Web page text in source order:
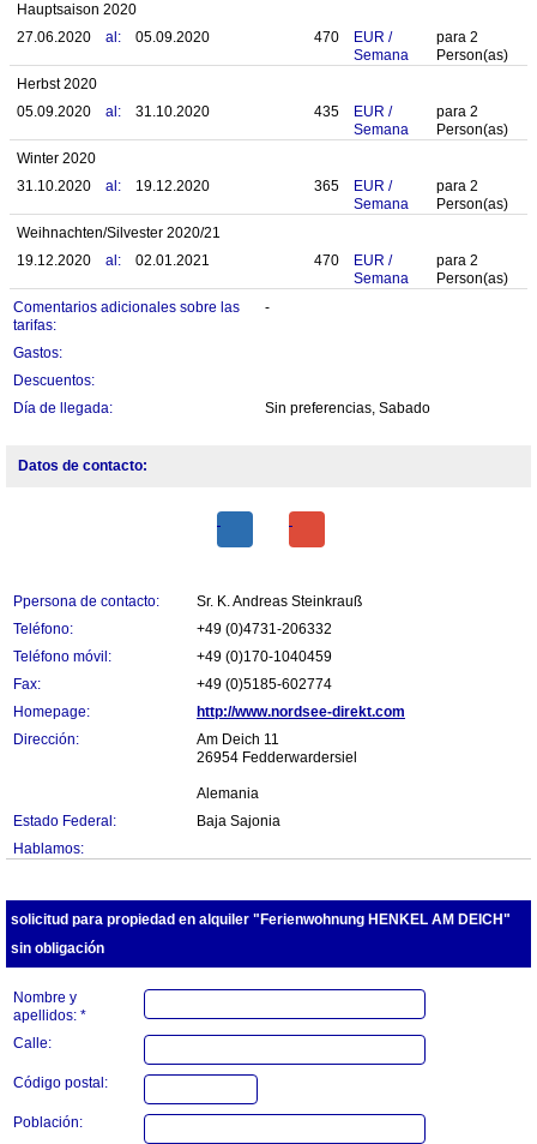
Hauptsaison 2020
27.06.2020
al: 05.09.2020 470 EUR /
Semana
para 2
Person(as)
Herbst 2020
05.09.2020
al: 31.10.2020 435 EUR /
Semana
para 2
Person(as)
Winter 2020
31.10.2020
al: 19.12.2020 365 EUR /
Semana
para 2
Person(as)
Weihnachten/Silvester 2020/21
19.12.2020
al: 02.01.2021 470 EUR /
Semana
para 2
Person(as)
Comentarios adicionales sobre las
tarifas:
-
Gastos:
Descuentos:
Día de llegada:
Sin preferencias, Sabado
Datos de contacto:
Ppersona de contacto:
Sr. K. Andreas Steinkrauß
Teléfono:
+49 (0)4731-206332
Teléfono móvil:
+49 (0)170-1040459
Fax:
+49 (0)5185-602774
Homepage:
http://www.nordsee-direkt.com
Dirección:
Am Deich 11
26954 Fedderwardersiel
Alemania
Estado Federal:
Baja Sajonia
Hablamos:
solicitud para propiedad en alquiler "Ferienwohnung HENKEL AM DEICH"
sin obligación
Nombre y
apellidos: *
Calle:
Código postal:
Población: